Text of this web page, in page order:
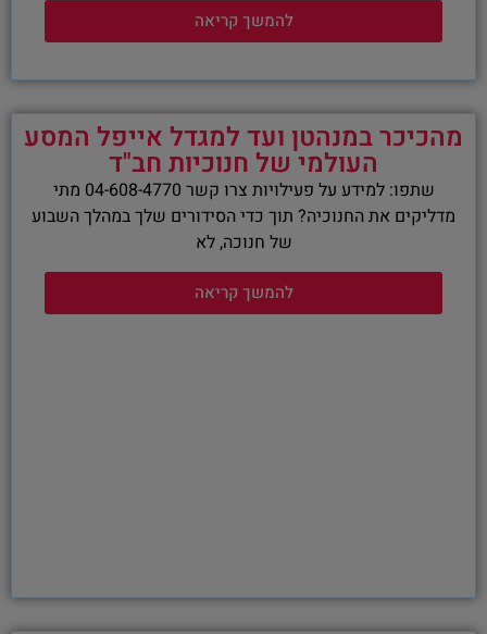
להמשך קריאה
מהכיכר במנהטן ועד למגדל אייפל המסע
העולמי של חנוכיות חב"ד
שתפו: למידע על פעילויות צרו קשר 04-608-4770 מתי
מדליקים את החנוכיה? תוך כדי הסידורים שלך במהלך השבוע
של חנוכה, לא
להמשך קריאה